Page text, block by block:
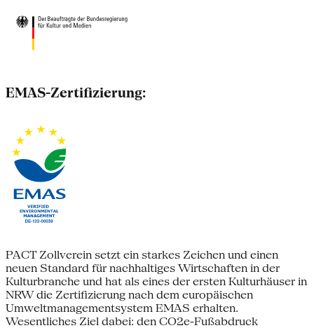
EMAS-Zertifizierung:
PACT Zollverein setzt ein starkes Zeichen und einen
neuen Standard für nachhaltiges Wirtschaften in der
Kulturbranche und hat als eines der ersten Kulturhäuser in
NRW die Zertifizierung nach dem europäischen
Umweltmanagementsystem EMAS erhalten.
Wesentliches Ziel dabei: den CO2e-Fußabdruck